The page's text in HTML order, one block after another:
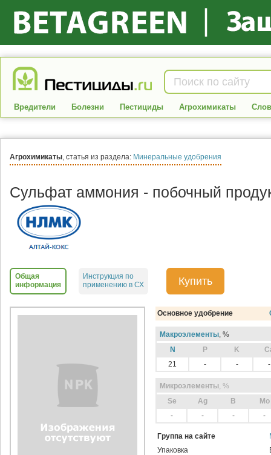
Вредители Болезни Пестициды Агрохимикаты
Агрохимикаты, статья из раздела: Минеральные удобрения
Сульфат аммония - побочный
Общая
информация
Инструкция по
применению в СХ
Купить
Основное удобрение
Макроэлементы, %
N
P K
21
- - -
Микроэлементы, %
Sе
Ag B
Mo
-
- - -
Группа на сайте
Упаковка